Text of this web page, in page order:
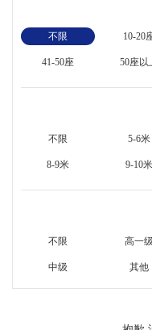
不限 10-20
41-50座 50座以
不限 5-6米
8-9米 9-10米
不限 高一级
中级 其他